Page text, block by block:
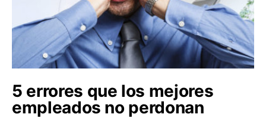
5 errores que los mejores
empleados no perdonan